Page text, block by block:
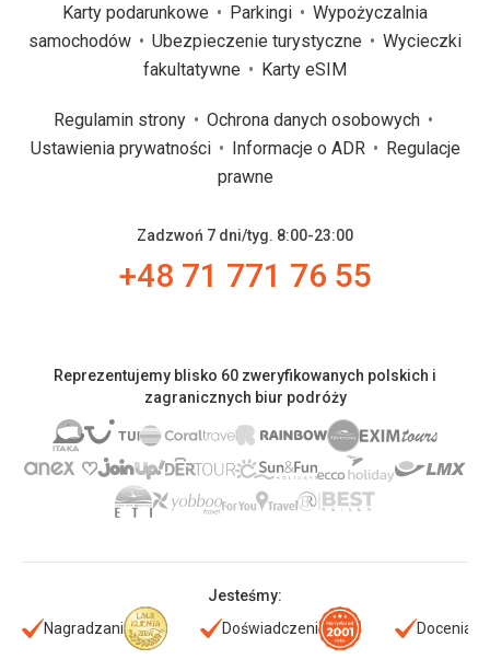
Karty podarunkowe Parkingi
Wypożyczalnia
samochodów
Ubezpieczenie turystyczne
Wycieczki
fakultatywne
Karty eSIM
Regulamin strony
Ochrona danych osobowych
Ustawienia prywatności
Informacje o ADR
Regulacje
prawne
Zadzwoń 7 dni/tyg. 8:00-23:00
+48 71 771 76 55
Reprezentujemy blisko 60 zweryfikowanych polskich i
zagranicznych biur podróży
Jesteśmy:
Nagradzani
Doświadczeni Doceniani